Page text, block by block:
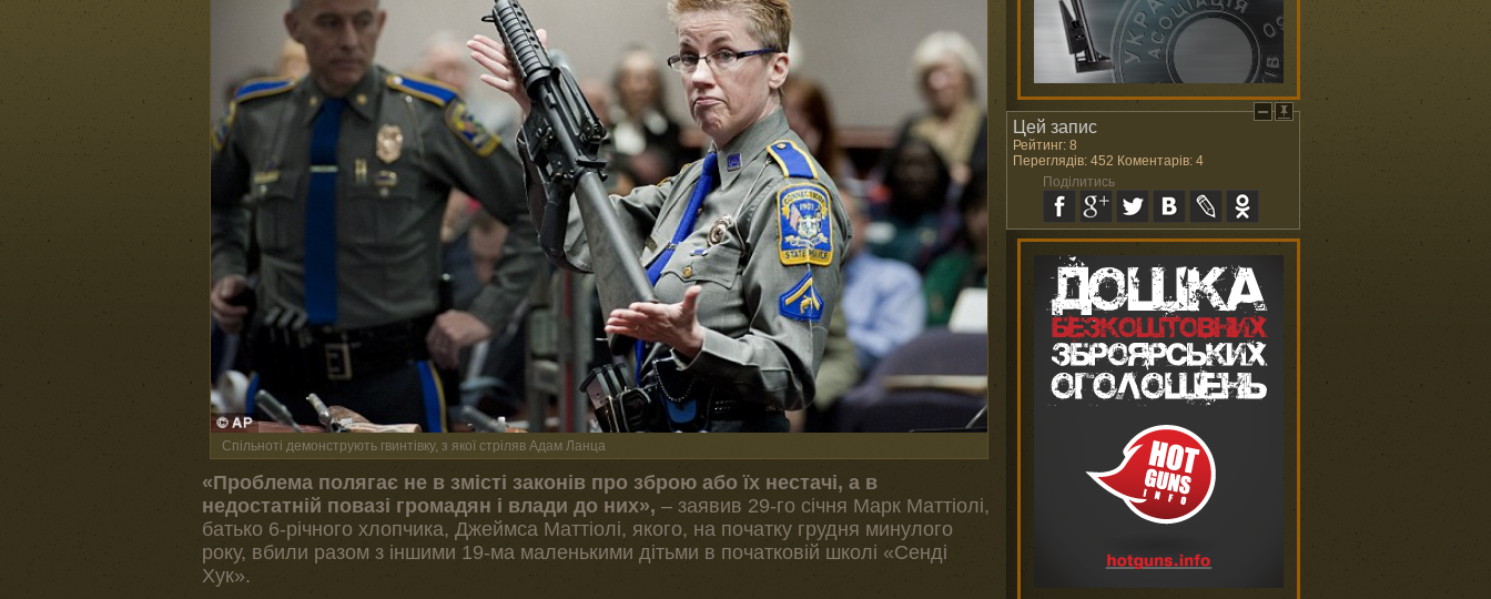
Спільноті демонструють гвинтівку, з якої стріляв Адам Ланца
«Проблема полягає не в змісті законів про зброю або їх нестачі, а в
недостатній повазі громадян і влади до них», – заявив 29-го січня Марк Маттіолі,
батько 6-річного хлопчика, Джеймса Маттіолі, якого, на початку грудня минулого
року, вбили разом з іншими 19-ма маленькими дітьми в початковій школі «Сенді
Хук».
Цей запис
Рейтинг: 8
Переглядів: 452 Коментарів: 4
Поділитись